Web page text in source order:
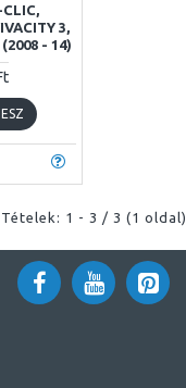
CLIC,
3,
- 14)
Tételek: 1 - 3 / 3 (1 oldal)